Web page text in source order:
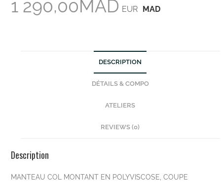
1 290,00MAD EUR MAD
DESCRIPTION
DÉTAILS & COMPO
ATELIERS
REVIEWS (0)
Description
MANTEAU COL MONTANT EN POLYVISCOSE, COUPE